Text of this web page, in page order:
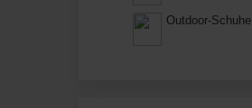
Outdoor-Schuhe